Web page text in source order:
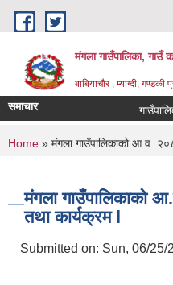
Skip to main content
मंगला गाउँपालिका, गाउँ
बाबियाचौर , म्याग्दी,
समाचार
You are here
Home » मंगला गाउँपालिकाको आ.व.
मंगला गाउँपालिकाको
तथा कार्यक्रम l
Submitted on: Sun, 06/25/